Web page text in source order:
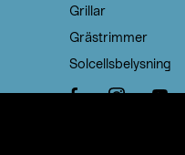
Grillar
Grästrimmer
Solcellsbelysning